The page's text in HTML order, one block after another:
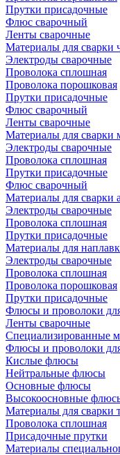
Прутки присадочные
Флюс сварочный
Ленты сварочные
Материалы для сварки
Электроды сварочные
Проволока сплошная
Проволока порошковая
Прутки присадочные
Флюс сварочный
Ленты сварочные
Материалы для сварки
Электроды сварочные
Проволока сплошная
Прутки присадочные
Флюс сварочный
Материалы для сварки
Электроды сварочные
Проволока сплошная
Прутки присадочные
Материалы для
Электроды сварочные
Проволока сплошная
Проволока порошковая
Прутки присадочные
Флюсы и проволоки
Ленты сварочные
Специализированные
Флюсы и проволоки
Кислые флюсы
Нейтральные флюсы
Основные флюсы
Высокоосновные
Материалы для сварки
Проволока сплошная
Присадочные прутки
Материалы